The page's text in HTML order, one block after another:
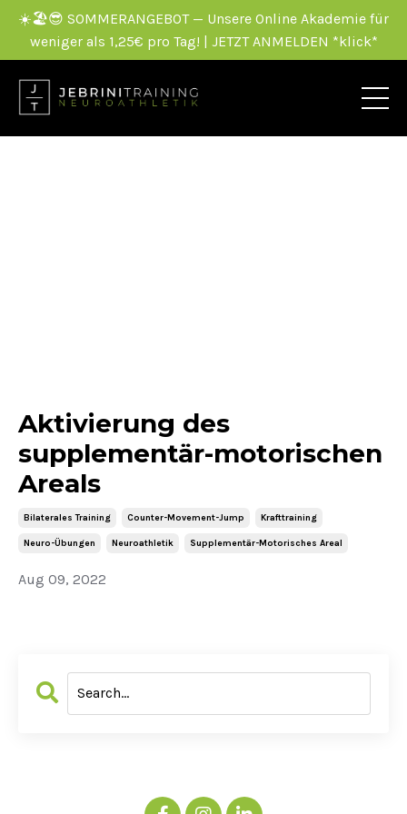
☀️🏖️😎 SOMMERANGEBOT — Unsere Online Akademie für
weniger als 1,25€ pro Tag! | JETZT ANMELDEN *klick*
Aktivierung des
supplementär-motorischen
Areals
Bilaterales Training Counter-Movement-Jump Krafttraining
Neuro-Übungen Neuroathletik Supplementär-Motorisches Areal
Aug 09, 2022